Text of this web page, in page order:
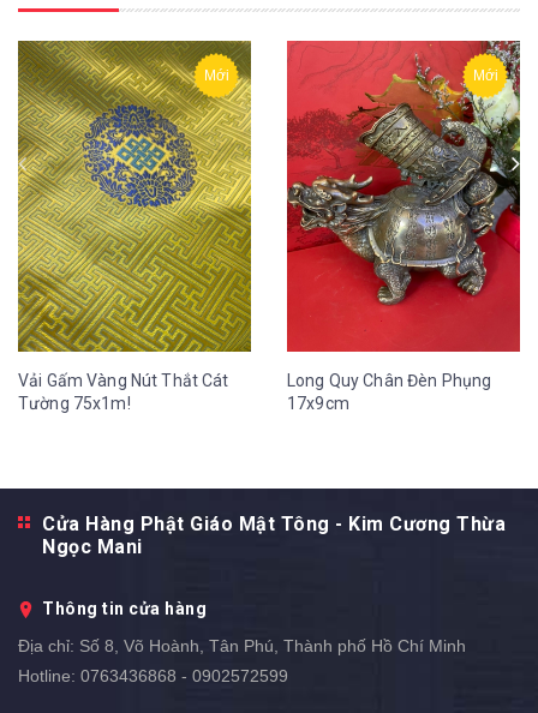
Mới
Vải Gấm Vàng Nút Thắt Cát
Tường 75x1m!
Mới
Long Quy Chân Đèn Phụng
17x9cm
Cửa Hàng Phật Giáo Mật Tông - Kim Cương Thừa
Ngọc Mani
Thông tin cửa hàng
Địa chỉ: Số 8, Võ Hoành, Tân Phú, Thành phố Hồ Chí Minh
Hotline: 0763436868 - 0902572599